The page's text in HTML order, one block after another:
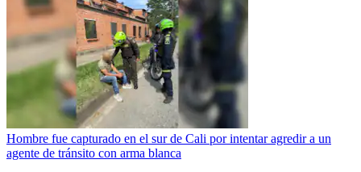
Hombre fue capturado en el sur de Cali por intentar agredir a un
agente de tránsito con arma blanca